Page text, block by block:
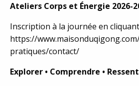
Ateliers Corps et Énergie 2026-
Inscription à la journée en
https://
pratiques/contact/
Explorer • Comprendre •